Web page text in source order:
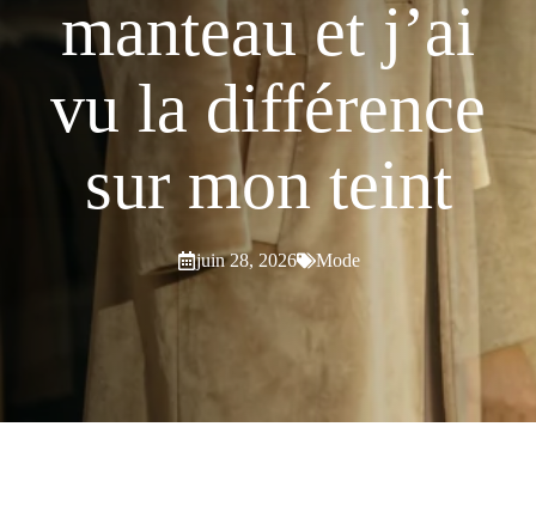
manteau et j’ai
vu la différence
sur mon teint
juin 28, 2026 Mode